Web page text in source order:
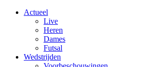
Actueel
Live
Heren
Dames
Futsal
Wedstrijden